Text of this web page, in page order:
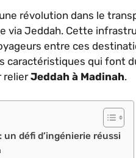
révolution dans le
via Jeddah. Cette
entre ces
caractéristiques qui font
relierJeddah à Madinah.
défi d’ingénierie réussi